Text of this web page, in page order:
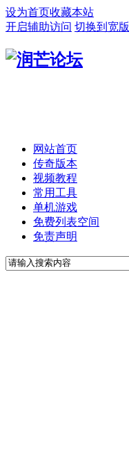
设为首页收藏本站
开启辅助访问 切换到宽版
网站首页
传奇版本
视频教程
常用工具
单机游戏
免费列表空间
免责声明